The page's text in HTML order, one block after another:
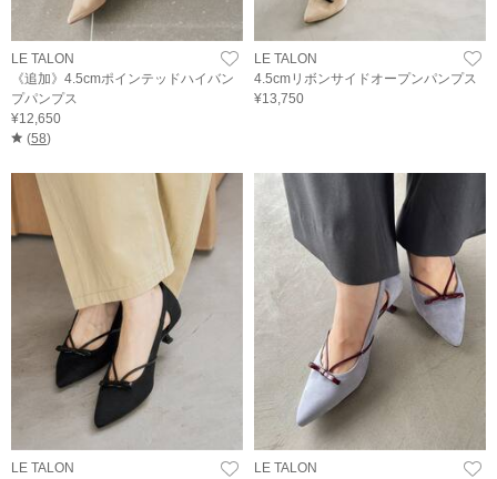
LE TALON
《追加》4.5cmポインテッドハイバン
プパンプス
¥12,650
(58)
LE TALON
4.5cmリボンサイドオープンパンプス
¥13,750
LE TALON
LE TALON